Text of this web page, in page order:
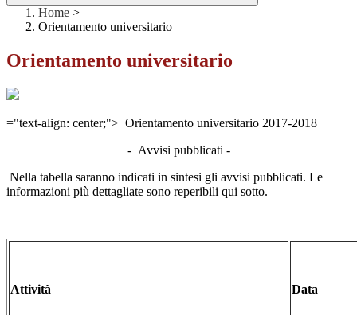
Home >
Orientamento universitario
Orientamento universitario
="text-align: center;"> Orientamento universitario 2017-2018
- Avvisi pubblicati -
Nella tabella saranno indicati in sintesi gli avvisi pubblicati. Le
informazioni più dettagliate sono reperibili qui sotto.
Attività Data